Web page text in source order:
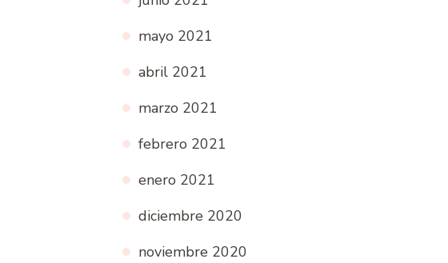
mayo 2021
abril 2021
marzo 2021
febrero 2021
enero 2021
diciembre 2020
noviembre 2020